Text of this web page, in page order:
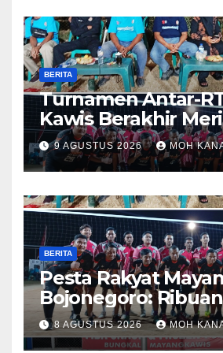
BERITA
Turnamen Antar-
Kawis Berakhir
dan RT 05 Jadi
9 AGUSTUS 2026 MOH
BERITA
​Pesta Rakyat
Bojonegoro:
Tumplek Blek
Voli, Kades 3
8 AGUSTUS 2026 MOH